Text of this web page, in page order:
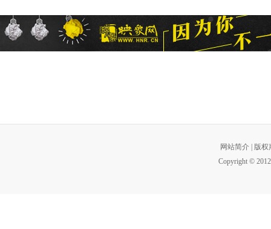
网站简介
版权
Copyright ©